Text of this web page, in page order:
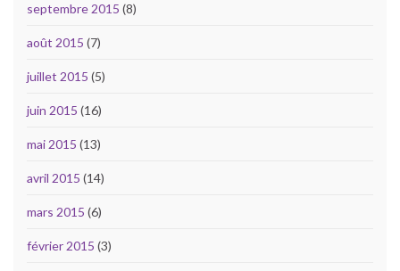
septembre 2015 (8)
août 2015 (7)
juillet 2015 (5)
juin 2015 (16)
mai 2015 (13)
avril 2015 (14)
mars 2015 (6)
février 2015 (3)